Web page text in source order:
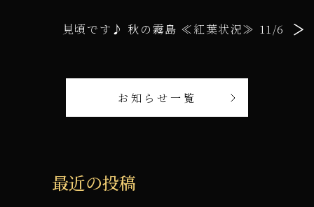
見頃です♪ 秋の霧島 ≪紅葉状況≫ 11/6
お知らせ一覧
最近の投稿